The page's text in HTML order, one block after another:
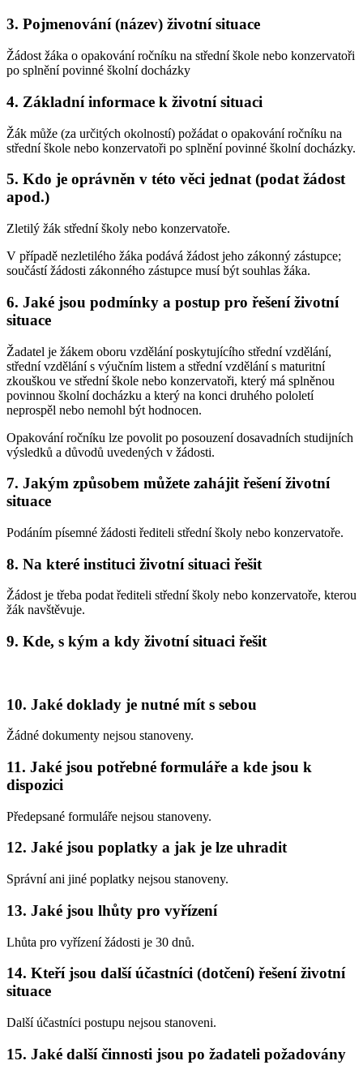
3. Pojmenování (název) životní situace
Žádost žáka o opakování ročníku na střední škole nebo konzervatoři
po splnění povinné školní docházky
4. Základní informace k životní situaci
Žák může (za určitých okolností) požádat o opakování ročníku na
střední škole nebo konzervatoři po splnění povinné školní docházky.
5. Kdo je oprávněn v této věci jednat (podat žádost
apod.)
Zletilý žák střední školy nebo konzervatoře.
V případě nezletilého žáka podává žádost jeho zákonný zástupce;
součástí žádosti zákonného zástupce musí být souhlas žáka.
6. Jaké jsou podmínky a postup pro řešení životní
situace
Žadatel je žákem oboru vzdělání poskytujícího střední vzdělání,
střední vzdělání s výučním listem a střední vzdělání s maturitní
zkouškou ve střední škole nebo konzervatoři, který má splněnou
povinnou školní docházku a který na konci druhého pololetí
neprospěl nebo nemohl být hodnocen.
Opakování ročníku lze povolit po posouzení dosavadních studijních
výsledků a důvodů uvedených v žádosti.
7. Jakým způsobem můžete zahájit řešení životní
situace
Podáním písemné žádosti řediteli střední školy nebo konzervatoře.
8. Na které instituci životní situaci řešit
Žádost je třeba podat řediteli střední školy nebo konzervatoře, kterou
žák navštěvuje.
9. Kde, s kým a kdy životní situaci řešit
10. Jaké doklady je nutné mít s sebou
Žádné dokumenty nejsou stanoveny.
11. Jaké jsou potřebné formuláře a kde jsou k
dispozici
Předepsané formuláře nejsou stanoveny.
12. Jaké jsou poplatky a jak je lze uhradit
Správní ani jiné poplatky nejsou stanoveny.
13. Jaké jsou lhůty pro vyřízení
Lhůta pro vyřízení žádosti je 30 dnů.
14. Kteří jsou další účastníci (dotčení) řešení životní
situace
Další účastníci postupu nejsou stanoveni.
15. Jaké další činnosti jsou po žadateli požadovány